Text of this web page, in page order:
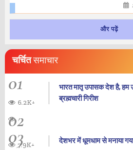
और पढ़ें
चर्चितसमाचार
01
भारत मातृ उपासक देश है,
ब्रह्मचारी गिरीश
6.2K+
02
03 देशभर में धूमधाम से मनाया
7.9K+